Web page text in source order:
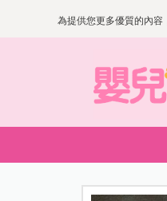
為提供您更多優質的內